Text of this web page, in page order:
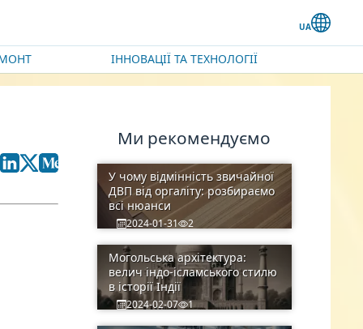
ІННОВАЦІЇ ТА ТЕХНОЛОГІЇ
Ми рекомендуємо
У чому відмінність звичайної
ДВП від оргаліту: розбираємо
всі нюанси
2024-01-31 2
Могольська архітектура:
велич індо-ісламського стилю
в історії Індії
2024-02-07 1